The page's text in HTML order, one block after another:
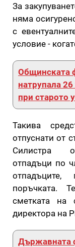
За
няма
с
условие -
Общинската
натрупала
при старото
Такива
отпуснати от
Силистра
отпадъци по
поръчката.
сметката на
директора на
Държавната